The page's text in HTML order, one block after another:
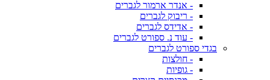
- אנדר ארמור לגברים
- ריבוק לגברים
- אדידס לגברים
- עוד נ. ספורט לגברים
בגדי ספורט לגברים
- חולצות
- גופיות